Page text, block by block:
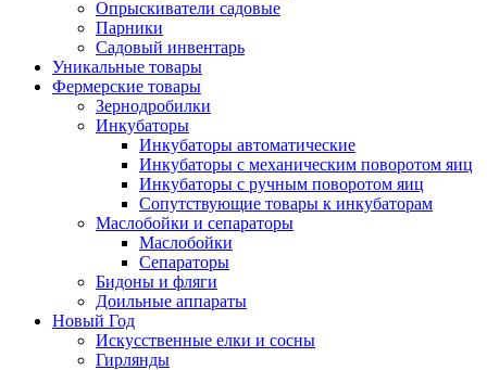
Опрыскиватели садовые
Парники
Садовый инвентарь
Уникальные товары
Фермерские товары
Зернодробилки
Инкубаторы
Инкубаторы автоматические
Инкубаторы с механическим поворотом яиц
Инкубаторы с ручным поворотом яиц
Сопутствующие товары к инкубаторам
Маслобойки и сепараторы
Маслобойки
Сепараторы
Бидоны и фляги
Доильные аппараты
Новый Год
Искусственные елки и сосны
Гирлянды